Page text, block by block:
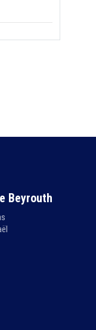
Beyrouth